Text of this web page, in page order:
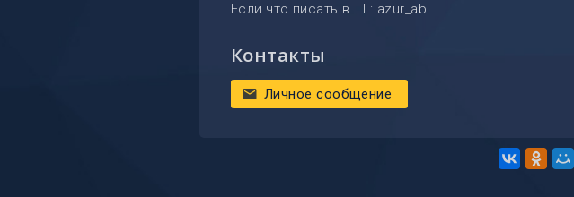
Если что писать в ТГ: azur_ab
Контакты
mail Личное сообщение